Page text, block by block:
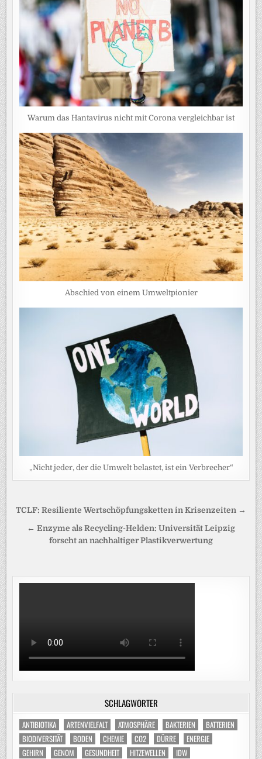
Warum das Hantavirus nicht mit Corona vergleichbar ist
Abschied von einem Umweltpionier
„Nicht jeder, der die Umwelt belastet, ist ein Verbrecher“
Beitragsnavigation
TCLF: Resiliente Wertschöpfungsketten in Krisenzeiten →
← Enzyme als Recycling-Helden: Universität Leipzig
forscht an nachhaltiger Plastikverwertung
SCHLAGWÖRTER
ANTIBIOTIKA ARTENVIELFALT ATMOSPHÄRE BAKTERIEN
BATTERIEN
BIODIVERSITÄT
BODEN CHEMIE CO2 DÜRRE
ENERGIE
GEHIRN
GENOM GESUNDHEIT HITZEWELLEN IDW